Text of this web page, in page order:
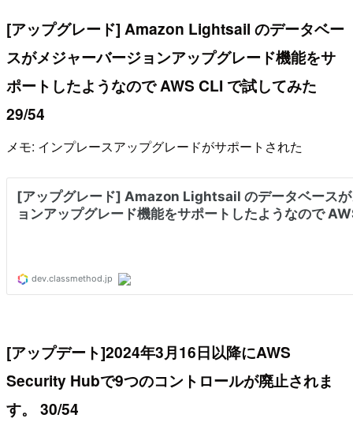
[アップグレード] Amazon Lightsail のデータベー
スがメジャーバージョンアップグレード機能をサ
ポートしたようなので AWS CLI で試してみた
29/54
メモ: インプレースアップグレードがサポートされた
[アップデート]2024年3月16日以降にAWS
Security Hubで9つのコントロールが廃止されま
す。 30/54